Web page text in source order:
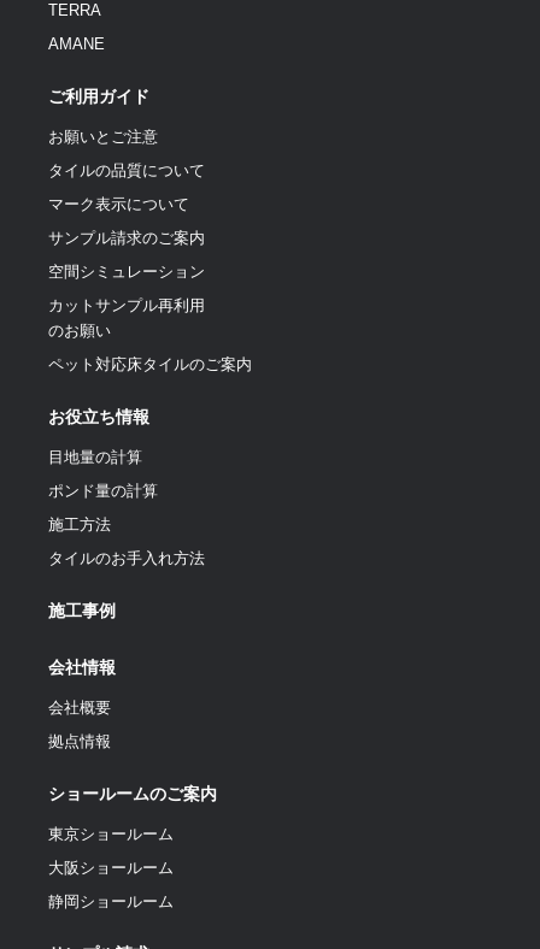
TERRA
AMANE
ご利用ガイド
お願いとご注意
タイルの品質について
マーク表示について
サンプル請求のご案内
空間シミュレーション
カットサンプル再利用
のお願い
ペット対応床タイルのご案内
お役立ち情報
目地量の計算
ポンド量の計算
施工方法
タイルのお手入れ方法
施工事例
会社情報
会社概要
拠点情報
ショールームのご案内
東京ショールーム
大阪ショールーム
静岡ショールーム